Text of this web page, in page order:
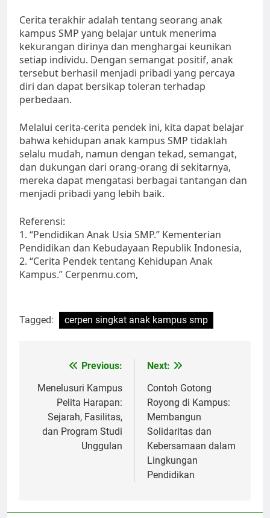
Cerita terakhir adalah tentang seorang anak
kampus SMP yang belajar untuk menerima
kekurangan dirinya dan menghargai keunikan
setiap individu. Dengan semangat positif, anak
tersebut berhasil menjadi pribadi yang percaya
diri dan dapat bersikap toleran terhadap
perbedaan.
Melalui cerita-cerita pendek ini, kita dapat belajar
bahwa kehidupan anak kampus SMP tidaklah
selalu mudah, namun dengan tekad, semangat,
dan dukungan dari orang-orang di sekitarnya,
mereka dapat mengatasi berbagai tantangan dan
menjadi pribadi yang lebih baik.
Referensi:
1. “Pendidikan Anak Usia SMP.” Kementerian
Pendidikan dan Kebudayaan Republik Indonesia,
2. “Cerita Pendek tentang Kehidupan Anak
Kampus.” Cerpenmu.com,
Tagged: cerpen singkat anak kampus smp
navigation
Previous:
Menelusuri Kampus
Pelita Harapan:
Sejarah, Fasilitas,
dan Program Studi
Unggulan
Next:
Contoh Gotong
Royong di Kampus:
Membangun
Solidaritas dan
Kebersamaan dalam
Lingkungan
Pendidikan